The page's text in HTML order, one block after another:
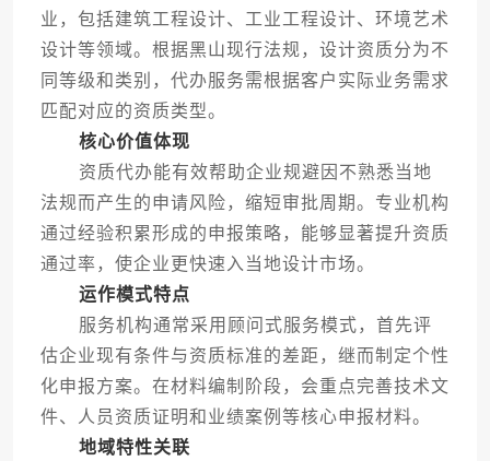
业，包括建筑工程设计、工业工程设计、环境艺术
设计等领域。根据黑山现行法规，设计资质分为不
同等级和类别，代办服务需根据客户实际业务需求
匹配对应的资质类型。
核心价值体现
资质代办能有效帮助企业规避因不熟悉当地
法规而产生的申请风险，缩短审批周期。专业机构
通过经验积累形成的申报策略，能够显著提升资质
通过率，使企业更快速入当地设计市场。
运作模式特点
服务机构通常采用顾问式服务模式，首先评
估企业现有条件与资质标准的差距，继而制定个性
化申报方案。在材料编制阶段，会重点完善技术文
件、人员资质证明和业绩案例等核心申报材料。
地域特性关联